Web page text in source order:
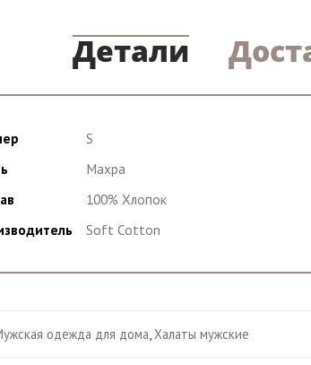
Детали
S
Махра
100% Хлопок
Soft Cotton
одежда для дома,Халаты мужские